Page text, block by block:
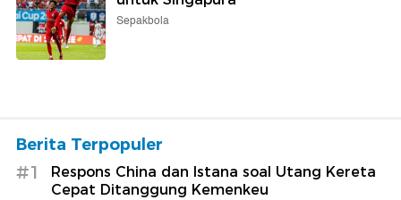
Sepakbola
Berita Terpopuler
#1
Respons China dan Istana soal Utang Kereta
Cepat Ditanggung Kemenkeu